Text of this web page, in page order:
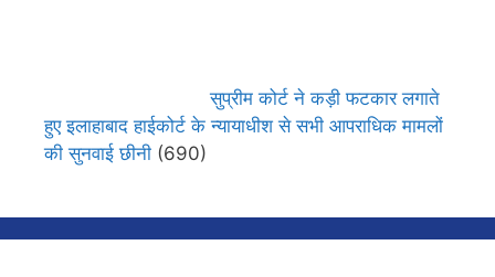
सुप्रीम कोर्ट ने कड़ी फटकार लगाते
हुए इलाहाबाद हाईकोर्ट के न्यायाधीश से सभी आपराधिक मामलों
की सुनवाई छीनी (690)